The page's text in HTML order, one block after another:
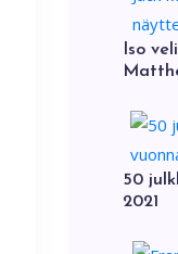
Iso
50
2021